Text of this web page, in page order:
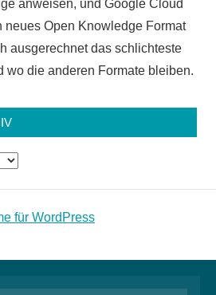
anweisen, und Google Cloud
neues Open Knowledge Format
ausgerechnet das schlichteste
wo die anderen Formate bleiben.